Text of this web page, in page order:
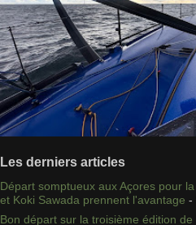
Les derniers articles
Départ somptueux aux Açores pour
et Koki Sawada prennent l'avantage -
Bon départ sur la troisième édition de